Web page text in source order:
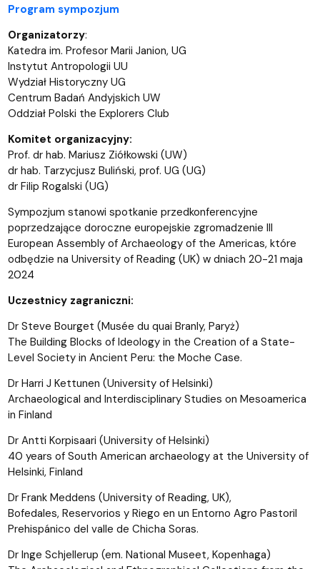
Program sympozjum
Organizatorzy:
Katedra im. Profesor Marii Janion, UG
Instytut Antropologii UU
Wydział Historyczny UG
Centrum Badań Andyjskich UW
Oddział Polski the Explorers Club
Komitet organizacyjny:
Prof. dr hab. Mariusz Ziółkowski (UW)
dr hab. Tarzycjusz Buliński, prof. UG (UG)
dr Filip Rogalski (UG)
Sympozjum stanowi spotkanie przedkonferencyjne
poprzedzające doroczne europejskie zgromadzenie III
European Assembly of Archaeology of the Americas, które
odbędzie na University of Reading (UK) w dniach 20-21 maja
2024
Uczestnicy zagraniczni:
Dr Steve Bourget (Musée du quai Branly, Paryż)
The Building Blocks of Ideology in the Creation of a State-
Level Society in Ancient Peru: the Moche Case.
Dr Harri J Kettunen (University of Helsinki)
Archaeological and Interdisciplinary Studies on Mesoamerica
in Finland
Dr Antti Korpisaari (University of Helsinki)
40 years of South American archaeology at the University of
Helsinki, Finland
Dr Frank Meddens (University of Reading, UK),
Bofedales, Reservorios y Riego en un Entorno Agro Pastoril
Prehispánico del valle de Chicha Soras.
Dr Inge Schjellerup (em. National Museet, Kopenhaga)